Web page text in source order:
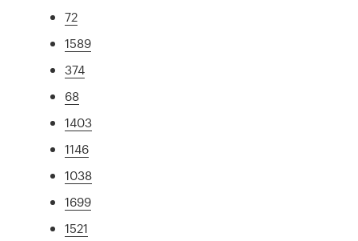
72
1589
374
68
1403
1146
1038
1699
1521